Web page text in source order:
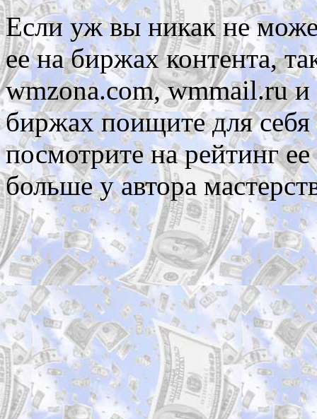
Если уж вы никак не
ее на биржах контента,
wmzona.com, wmmail.ru и
биржах поищите для
посмотрите на рейтинг
больше у автора